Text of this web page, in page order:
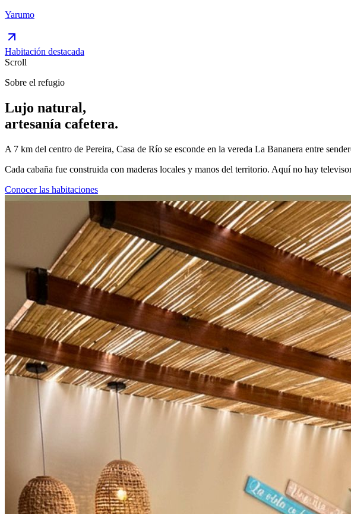
Yarumo
Habitación destacada
Scroll
Sobre el refugio
Lujo natural,
artesanía cafetera.
A 7 km del centro de Pereira, Casa de Río se esconde en la vereda La Bananera entre
Cada cabaña fue construida con maderas locales y manos del territorio. Aquí no hay
Conocer las habitaciones